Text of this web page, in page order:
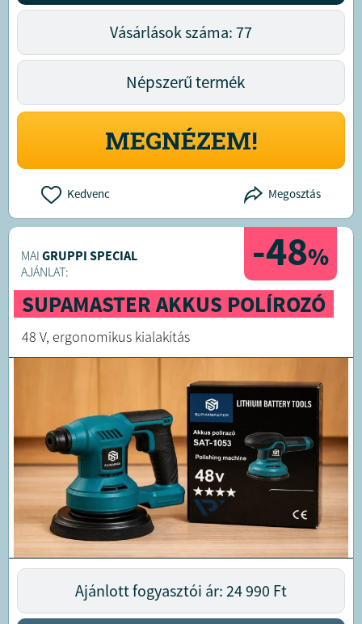
Vásárlások száma: 77
Népszerű termék
MEGNÉZEM!
Kedvenc Megosztás
-48%
MAI GRUPPI SPECIAL
AJÁNLAT:
SUPAMASTER AKKUS POLÍROZÓ
48 V, ergonomikus kialakítás
Ajánlott fogyasztói ár: 24 990 Ft